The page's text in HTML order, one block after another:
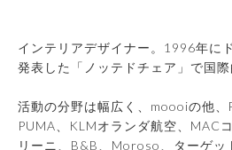
インテリアデザイナー。1996年に
発表した「ノッテドチェア」で国際
活動の分野は幅広く、moooiの他、
PUMA、KLMオランダ航空、MAC
リーニ、B&B、Moroso、ターゲッ